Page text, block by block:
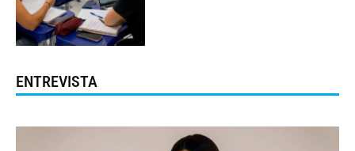
ENTREVISTA